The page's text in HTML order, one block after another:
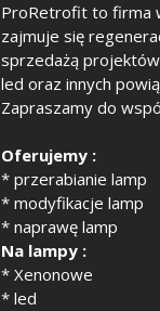
ProRetrofit to firma
zajmuje się
sprzedażą
led oraz innych
Zapraszamy do
Oferujemy :
* przerabianie lamp
* modyfikacje lamp
* naprawę lamp
Na lampy :
* Xenonowe
* led